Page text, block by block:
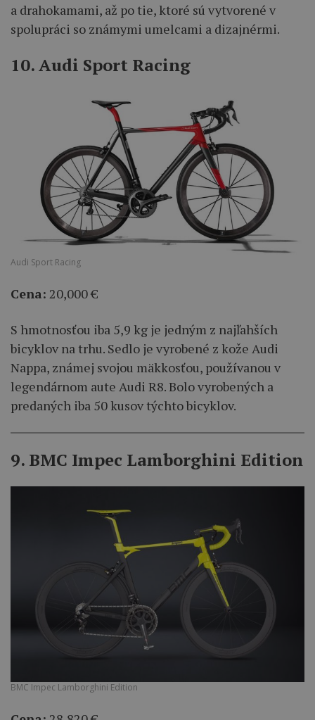
a drahokamami, až po tie, ktoré sú vytvorené v
spolupráci so známymi umelcami a dizajnérmi.
10. Audi Sport Racing
Audi Sport Racing
Cena: 20,000 €
S hmotnosťou iba 5,9 kg je jedným z najľahších
bicyklov na trhu. Sedlo je vyrobené z kože Audi
Nappa, známej svojou mäkkosťou, používanou v
legendárnom aute Audi R8. Bolo vyrobených a
predaných iba 50 kusov týchto bicyklov.
9. BMC Impec Lamborghini Edition
BMC Impec Lamborghini Edition